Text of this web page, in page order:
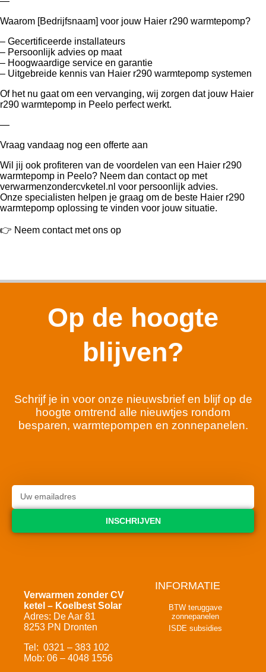
Waarom [Bedrijfsnaam] voor jouw Haier r290 warmtepomp?
– Gecertificeerde installateurs
– Persoonlijk advies op maat
– Hoogwaardige service en garantie
– Uitgebreide kennis van Haier r290 warmtepomp systemen
Of het nu gaat om een vervanging, wij zorgen dat jouw Haier
r290 warmtepomp in Peelo perfect werkt.
—
Vraag vandaag nog een offerte aan
Wil jij ook profiteren van de voordelen van een Haier r290
warmtepomp in Peelo? Neem dan contact op met
verwarmenzondercvketel.nl voor persoonlijk advies.
Onze specialisten helpen je graag om de beste Haier r290
warmtepomp oplossing te vinden voor jouw situatie.
👉 Neem contact met ons op
Op de hoogte
blijven?
Schrijf je in voor onze nieuwsbrief en blijf op de
hoogte omtrend alle nieuwtjes rondom
besparen, warmtepompen en zonnepanelen.
INSCHRIJVEN
Verwarmen zonder CV
ketel – Koelbest Solar
Adres: De Aar 81
8253 PN Dronten
Tel: 0321 – 383 102
Mob: 06 – 4048 1556
INFORMATIE
BTW teruggave
zonnepanelen
ISDE subsidies